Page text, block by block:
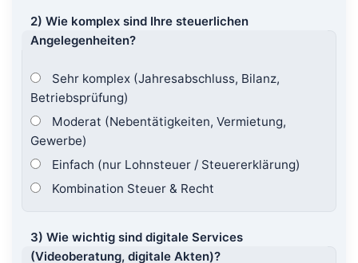
2) Wie komplex sind Ihre steuerlichen
Angelegenheiten?
Sehr komplex (Jahresabschluss, Bilanz,
Betriebsprüfung)
Moderat (Nebentätigkeiten, Vermietung,
Gewerbe)
Einfach (nur Lohnsteuer / Steuererklärung)
Kombination Steuer & Recht
3) Wie wichtig sind digitale Services
(Videoberatung, digitale Akten)?